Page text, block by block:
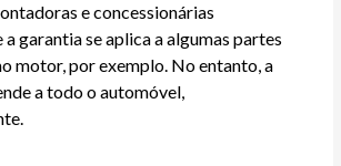
e concessionárias
a garantia se aplica a algumas partes
motor, por exemplo. No entanto, a
a todo o automóvel,